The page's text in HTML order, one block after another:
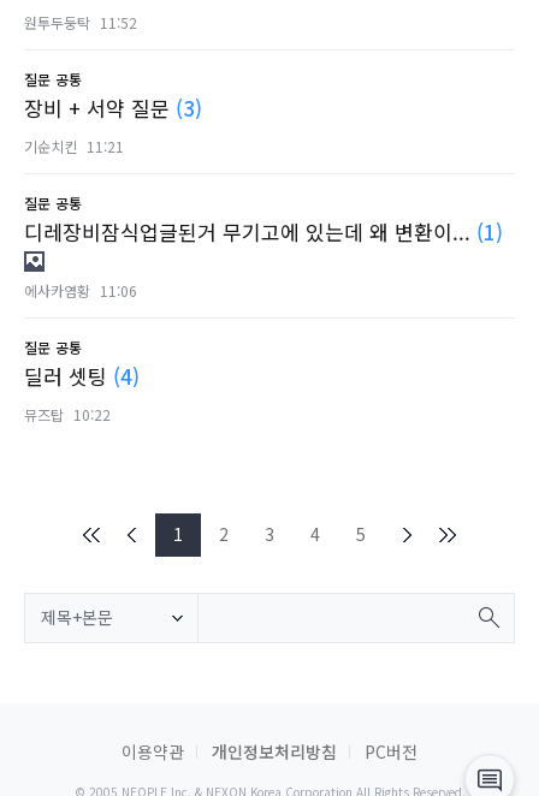
원투두둥탁 11:52
질문 공통
장비 + 서약 질문 (3)
기순치킨 11:21
질문 공통
디레장비잠식업글된거 무기고에 있는데 왜 변환이... (1)
에사카염황 11:06
질문 공통
딜러 셋팅 (4)
뮤즈탑 10:22
1 2 3 4 5
제목+본문
이용약관 개인정보처리방침 PC버전
© 2005 NEOPLE Inc. & NEXON Korea Corporation All Rights Reserved.